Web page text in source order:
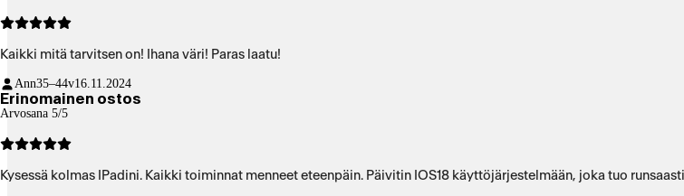
Kaikki mitä tarvitsen on! Ihana väri! Paras laatu!
Ann35–44v16.11.2024
Erinomainen ostos
Arvosana 5/5
Kysessä kolmas IPadini. Kaikki toiminnat menneet eteenpäin. Päivitin IOS18 käyttöjärjestelmään, joka tuo